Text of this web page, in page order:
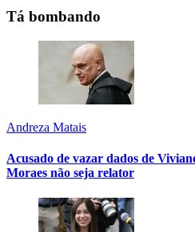
Tá bombando
Andreza Matais
Acusado de vazar dados de
Moraes não seja relator